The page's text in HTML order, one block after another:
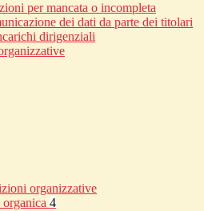
per mancata o incompleta
dei dati da parte dei titolari
dirigenziali
organizzative
4